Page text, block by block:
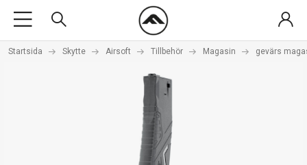
Startsida Skytte Airsoft Tillbehör Magasin gevärs